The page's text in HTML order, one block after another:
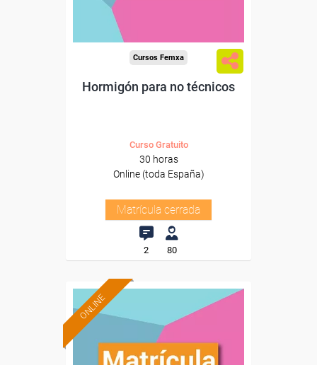
Cursos Femxa
Hormigón para no técnicos
Curso Gratuito
30 horas
Online (toda España)
Matrícula cerrada
2 80
ONLINE